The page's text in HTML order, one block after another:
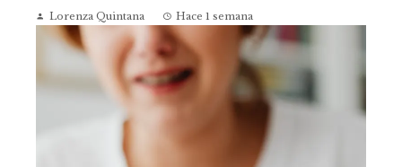
Lorenza Quintana Hace 1 semana